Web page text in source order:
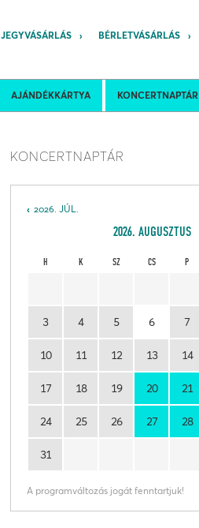
JEGYVÁSÁRLÁS BÉRLETVÁSÁRLÁS
AJÁNDÉKKÁRTYA KONCERTNAPTÁR
KONCERTNAPTÁR
2026. JÚL.
2026. AUGUSZTUS
H K SZ CS P
3 4 5 6 7
10 11 12 13 14
17 18 19 20 21
24 25 26 27 28
31
A programváltozás jogát fenntartjuk!